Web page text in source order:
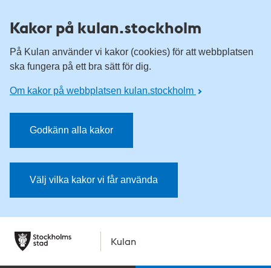
Kakor på kulan.stockholm
På Kulan använder vi kakor (cookies) för att webbplatsen
ska fungera på ett bra sätt för dig.
Om kakor på webbplatsen kulan.stockholm
Godkänn alla kakor
Välj vilka kakor vi får använda
Kulan